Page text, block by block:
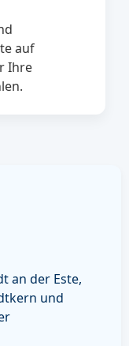
auf
Ihre
an der Este,
und